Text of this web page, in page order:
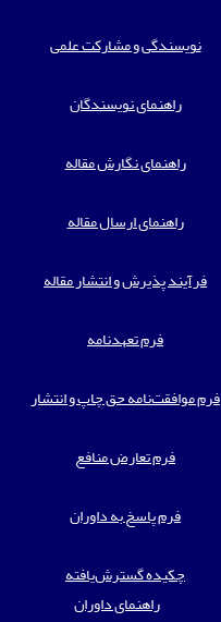
نویسندگی و مشارکت علمی
راهنمای نویسندگان
راهنمای نگارش مقاله
راهنمای ارسال مقاله
فرآیند پذیرش و انتشار مقاله
فرم تعهدنامه
فرم موافقت‌نامه حق چاپ و انتشار
فرم تعارض منافع
فرم پاسخ به داوران
چکیده گسترش‌یافته
راهنمای داوران